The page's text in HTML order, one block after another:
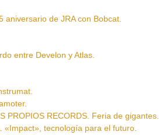
aniversario de JRA con Bobcat.
entre Develon y Atlas.
PROPIOS RECORDS. Feria de gigantes.
«Impact», tecnología para el futuro.